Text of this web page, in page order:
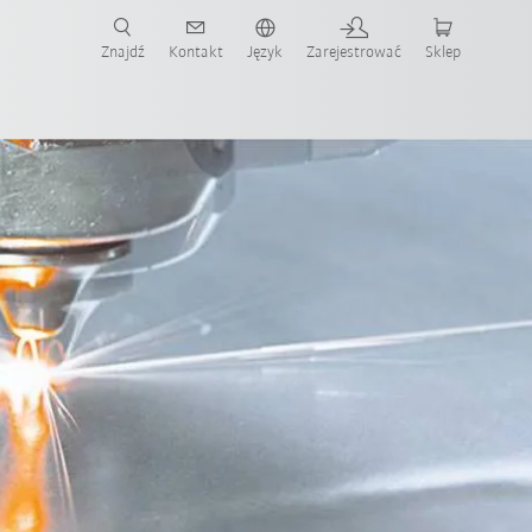
Znajdź Kontakt Język Zarejestrować Sklep